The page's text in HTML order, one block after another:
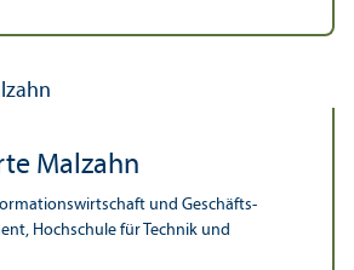
Malzahn
und Geschäfts­
Hochschule für Technik und